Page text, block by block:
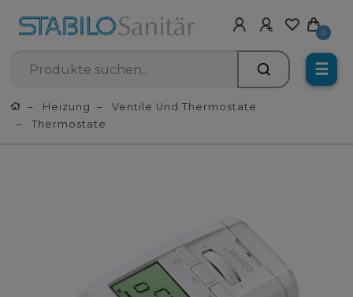
0
☰
Heizung
Ventile Und Thermostate
Thermostate